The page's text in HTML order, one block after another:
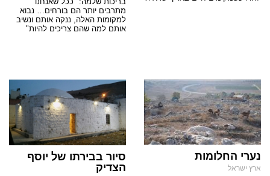
מתרבים יותר הם בורחים… נבוא
למקומות האלה, ננקה אותם ונשיב
אותם למה שהם צריכים להיות"
נערי החלומות
ארץ ישראל
סיור בבירתו של יוסף
הצדיק